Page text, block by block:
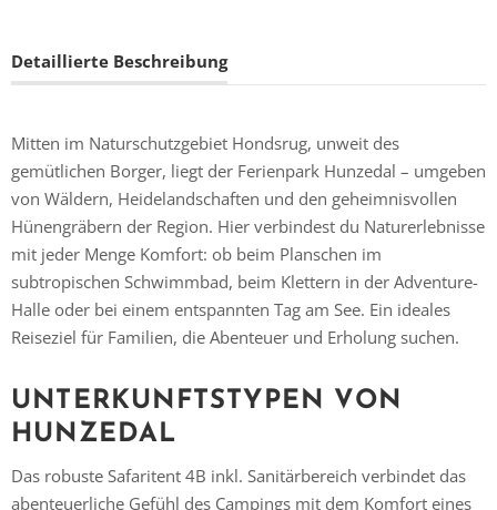
Detaillierte Beschreibung
Mitten im Naturschutzgebiet Hondsrug, unweit des
gemütlichen Borger, liegt der Ferienpark Hunzedal – umgeben
von Wäldern, Heidelandschaften und den geheimnisvollen
Hünengräbern der Region. Hier verbindest du Naturerlebnisse
mit jeder Menge Komfort: ob beim Planschen im
subtropischen Schwimmbad, beim Klettern in der Adventure-
Halle oder bei einem entspannten Tag am See. Ein ideales
Reiseziel für Familien, die Abenteuer und Erholung suchen.
UNTERKUNFTSTYPEN VON
HUNZEDAL
Das robuste Safaritent 4B inkl. Sanitärbereich verbindet das
abenteuerliche Gefühl des Campings mit dem Komfort eines